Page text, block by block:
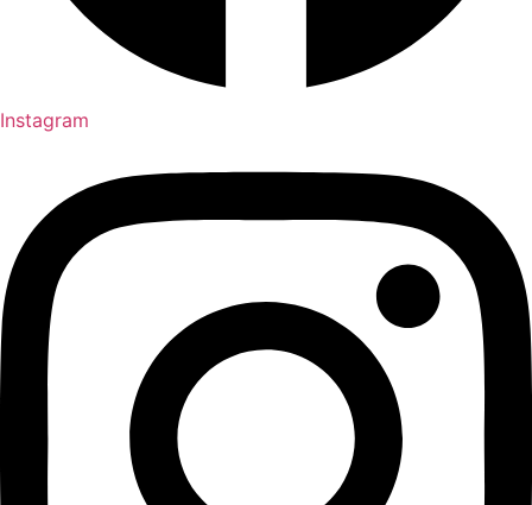
Instagram